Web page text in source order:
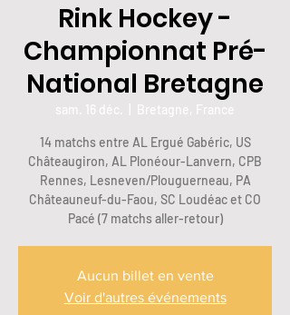
Rink Hockey -
Championnat Pré-
National Bretagne
sam. 16 déc. Bretagne, France
14 matchs entre AL Ergué Gabéric, US
Châteaugiron, AL Plonéour-Lanvern, CPB
Rennes, Lesneven/Plouguerneau, PA
Châteauneuf-du-Faou, SC Loudéac et CO
Pacé (7 matchs aller-retour)
Aucun billet en vente
Voir d'autres événements